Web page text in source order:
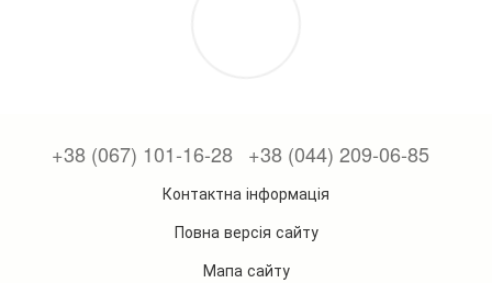
+38 (067) 101-16-28 +38 (044) 209-06-85
Контактна інформація
Повна версія сайту
Мапа сайту